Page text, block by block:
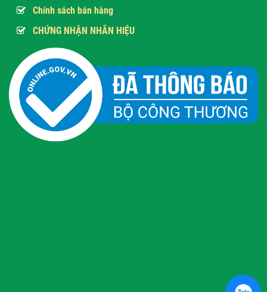
Chính sách bán hàng
CHỨNG NHẬN NHÃN HIỆU